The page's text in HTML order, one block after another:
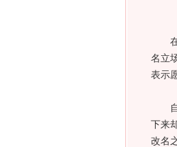
在
名立
表示
自
下来
改名